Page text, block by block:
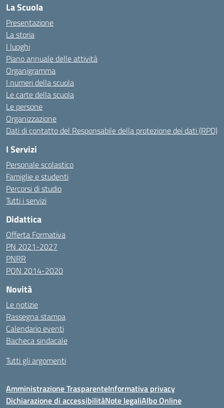
La Scuola
Presentazione
La storia
I luoghi
Piano annuale delle attività
Organigramma
I numeri della scuola
Le carte della scuola
Le persone
Organizzazione
Dati di contatto del Responsabile della protezione dei dati (RPD)
I Servizi
Personale scolastico
Famiglie e studenti
Percorsi di studio
Tutti i servizi
Didattica
Offerta Formativa
PN 2021-2027
PNRR
PON 2014-2020
Novità
Le notizie
Rassegna stampa
Calendario eventi
Bacheca sindacale
Tutti gli argomenti
Amministrazione TrasparenteInformativa privacy
Dichiarazione di accessibilitàNote legaliAlbo Online